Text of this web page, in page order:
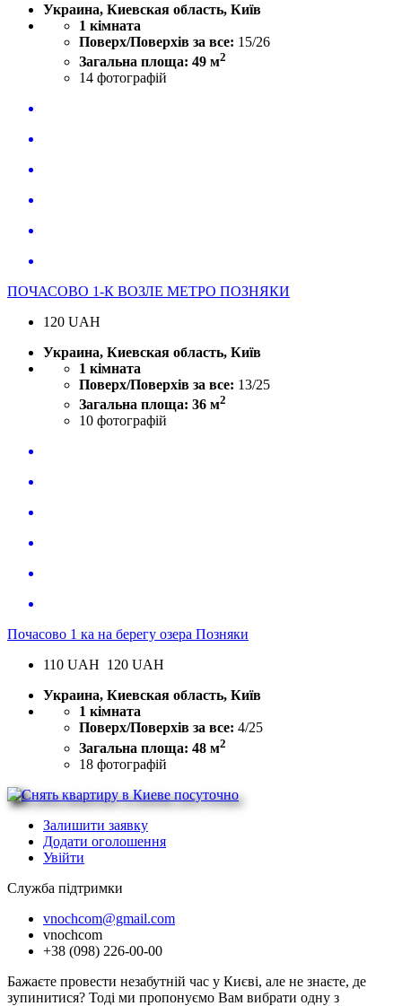
Украина, Киевская область, Київ
1 кімната
Поверх/Поверхів за все: 15/26
Загальна площа: 49 м2
14 фотографій
ПОЧАСОВО 1-К ВОЗЛЕ МЕТРО ПОЗНЯКИ
120 UAH
Украина, Киевская область, Київ
1 кімната
Поверх/Поверхів за все: 13/25
Загальна площа: 36 м2
10 фотографій
Почасово 1 ка на берегу озера Позняки
110 UAH 120 UAH
Украина, Киевская область, Київ
1 кімната
Поверх/Поверхів за все: 4/25
Загальна площа: 48 м2
18 фотографій
Залишити заявку
Додати оголошення
Увійти
Служба підтримки
vnochcom@gmail.com
vnochcom
+38 (098) 226-00-00
Бажаєте провести незабутній час у Києві, але не знаєте, де
зупинитися? Тоді ми пропонуємо Вам вибрати одну з